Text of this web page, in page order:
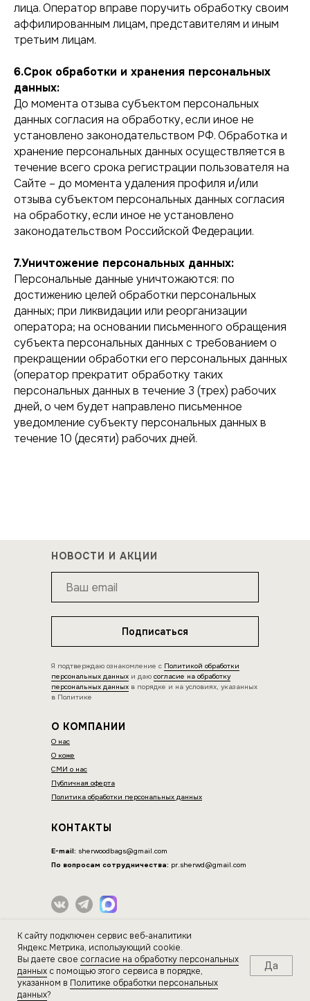
лица. Оператор вправе поручить обработку своим
аффилированным лицам, представителям и иным
третьим лицам.
6.Срок обработки и хранения персональных
данных:
До момента отзыва субъектом персональных
данных согласия на обработку, если иное не
установлено законодательством РФ. Обработка и
хранение персональных данных осуществляется в
течение всего срока регистрации пользователя на
Сайте – до момента удаления профиля и/или
отзыва субъектом персональных данных согласия
на обработку, если иное не установлено
законодательством Российской Федерации.
7.Уничтожение персональных данных:
Персональные данные уничтожаются: по
достижению целей обработки персональных
данных; при ликвидации или реорганизации
оператора; на основании письменного обращения
субъекта персональных данных с требованием о
прекращении обработки его персональных данных
(оператор прекратит обработку таких
персональных данных в течение 3 (трех) рабочих
дней, о чем будет направлено письменное
уведомление субъекту персональных данных в
течение 10 (десяти) рабочих дней.
ДОСТАВКА И ОПЛАТА
КОНТАКТЫ
E-mail: sherwoodbags@gmail.com
По вопросам сотрудничества: pr.sherwd@gmail.com
Подписаться
Я подтверждаю ознакомление с Политикой обработки
персональных данных и даю согласие на обработку
персональных данных в порядке и на условиях, указанных
в Политике
НОВОСТИ И АКЦИИ
О КОМПАНИИ
О нас
О коже
СМИ о нас
Публичная оферта
Политика обработки персональных данных
ИНН 564604077044
К сайту подключен сервис веб-аналитики
Яндекс.Метрика, использующий cookie.
Вы даете свое согласие на обработку персональных
данных с помощью этого сервиса в порядке,
указанном в Политике обработки персональных
данных?
Да